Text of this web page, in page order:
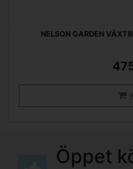
NELSON GARDEN
Öppet